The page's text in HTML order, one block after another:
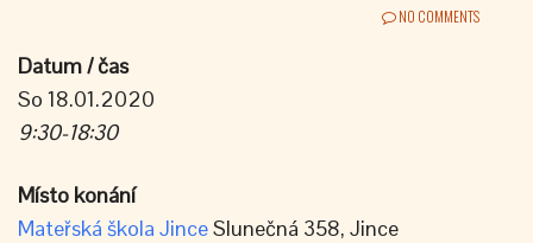
NO COMMENTS
Datum / čas
So 18.01.2020
9:30-18:30
Místo konání
Mateřská škola JinceSlunečná 358, Jince